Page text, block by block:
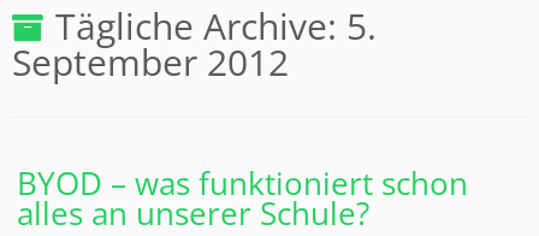
Tägliche Archive: 5.
September 2012
BYOD – was funktioniert schon
alles an unserer Schule?